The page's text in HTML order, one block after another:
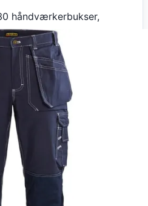
håndværkerbukser,
4 dage
Gå til butik